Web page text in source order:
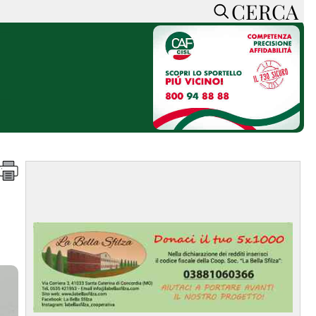
CERCA
ACCEDI o REGISTRATI
CONTATTI
CON NOI
SOSTIENI LA PRESSA
CONOSCI LA PRESSA
FEED RSS
MAPPA DEL SITO
NORMATIVE
DEONTOLOGICHE
CERCA